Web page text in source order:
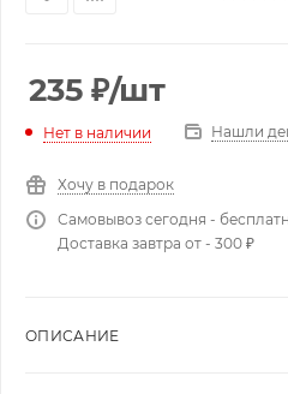
235 ₽/шт
Нет в наличии Нашли
Хочу в подарок
Самовывоз сегодня -
Доставка завтра от - 300 ₽
ОПИСАНИЕ